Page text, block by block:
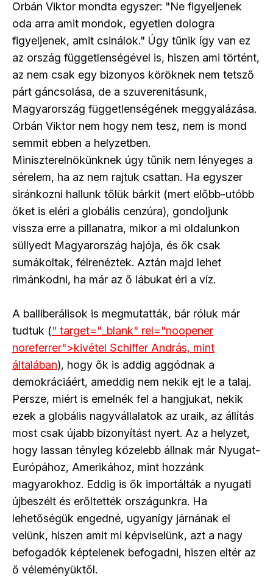
Orbán Viktor mondta egyszer: "Ne figyeljenek
oda arra amit mondok, egyetlen dologra
figyeljenek, amit csinálok." Úgy tűnik így van ez
az ország függetlenségével is, hiszen ami történt,
az nem csak egy bizonyos köröknek nem tetsző
párt gáncsolása, de a szuverenitásunk,
Magyarország függetlenségének meggyalázása.
Orbán Viktor nem hogy nem tesz, nem is mond
semmit ebben a helyzetben.
Miniszterelnökünknek úgy tűnik nem lényeges a
sérelem, ha az nem rajtuk csattan. Ha egyszer
siránkozni hallunk tőlük bárkit (mert előbb-utóbb
őket is eléri a globális cenzúra), gondoljunk
vissza erre a pillanatra, mikor a mi oldalunkon
süllyedt Magyarország hajója, és ők csak
sumákoltak, félrenéztek. Aztán majd lehet
rimánkodni, ha már az ő lábukat éri a víz.
A balliberálisok is megmutatták, bár róluk már
tudtuk (" target="_blank" rel="noopener
noreferrer">kivétel Schiffer András, mint
általában), hogy ők is addig aggódnak a
demokráciáért, ameddig nem nekik ejt le a talaj.
Persze, miért is emelnék fel a hangjukat, nekik
ezek a globális nagyvállalatok az uraik, az állítás
most csak újabb bizonyítást nyert. Az a helyzet,
hogy lassan tényleg közelebb állnak már Nyugat-
Európához, Amerikához, mint hozzánk
magyarokhoz. Eddig is ők importálták a nyugati
újbeszélt és erőltették országunkra. Ha
lehetőségük engedné, ugyanígy járnának el
velünk, hiszen amit mi képviselünk, azt a nagy
befogadók képtelenek befogadni, hiszen eltér az
ő véleményüktől.